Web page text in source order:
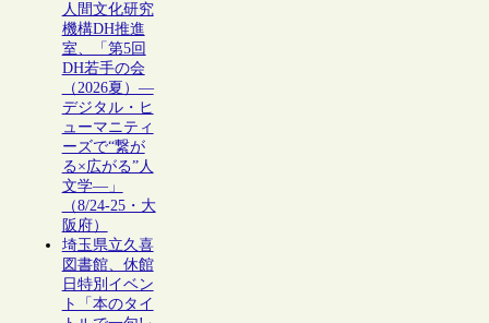
人間文化研究
機構DH推進
室、「第5回
DH若手の会
（2026夏）―
デジタル・ヒ
ューマニティ
ーズで“繋が
る×広がる”人
文学―」
（8/24-25・大
阪府）
埼玉県立久喜
図書館、休館
日特別イベン
ト「本のタイ